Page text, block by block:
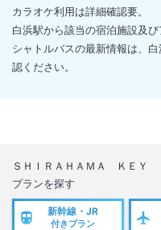
カラオケ利用は詳細確認要。
白浜駅から該当の宿泊施設及
シャトルバスの最新情報は、
認ください。
ＳＨＩＲＡＨＡＭＡ ＫＥＹ
プランを探す
新幹線・JR
付きプラン